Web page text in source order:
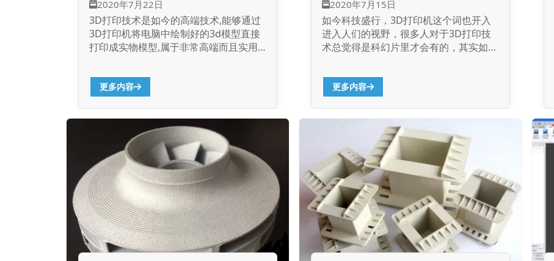
期内直接受益，大多数中小型企业倒闭，
只有倒闭的几家公司。一旦过渡成功，收
益将是巨大的，竞争力将是非常强大的。
转型初期，较早的更新，提前到来。 自
研究过程中不断发生的，因为我们每个人
都想承担起你想建造一座桥梁的本质。但
是要理解学习更多，更少的专业主义精
神，因此失去市场竞争力，职业技术必须
是专业化的。电子商务的发展问题就是通
过一个例子。...
案、加工过程的所有工作中。 商品在发
售以前必须做好商品认证、风险性及销售
市场评定等方法。传统式出模认证的方法
对公司而言存有较高的风险性。倘若设计
早期资金投入的出模花费便打过水冲洗，
无形之中提升了公司的资产承担，一样也
给设计方案工作人员产生了极大工作压
2020年7月22日
3D打印技术是如今的高端技术,能够通过
3D打印机将电脑中绘制好的3d模型直接
打印成实物模型,属于非常高端而且实用
件来配合,下面就给大家讲解一下3D打印
机常用的软件有哪些。 3D打印机常用的
软件主要有以下几类: 建模软件:主要是用
软件在不同的领域会有相对应的软件,如
果Maya,Zbursh多用于游戏动漫建
模,3ds...
更多内容
2020年7月15日
如今科技盛行，3D打印机这个词也开入
进入人们的视野，很多人对于3D打印技
术总觉得是科幻片里才会有的，其实如今
种立体物品本文就给打击讲解了3D打印
机的原理，帮助大家更...
更多内容